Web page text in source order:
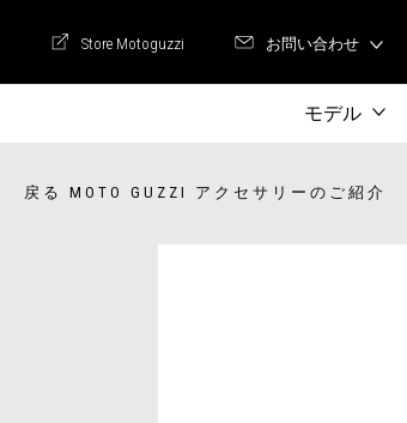
Store Motoguzzi
Store Motoguzzi お問い合わせ
モデル
戻る MOTO GUZZI アクセサリーのご紹介